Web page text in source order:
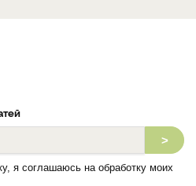
>
я соглашаюсь на обработку моих